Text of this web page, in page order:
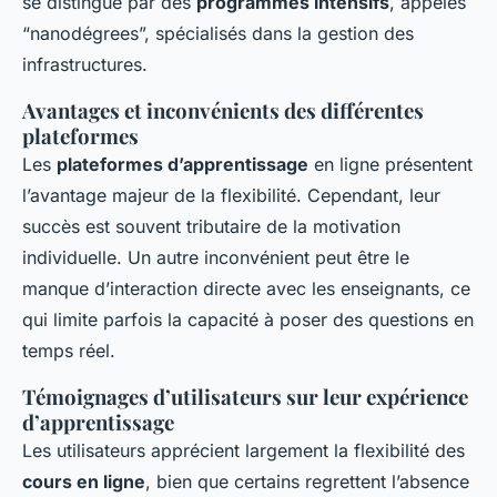
“nanodégrees”, spécialisés dans la gestion des
infrastructures.
Avantages et inconvénients des différentes
plateformes
Les plateformes d’apprentissage en ligne présentent
l’avantage majeur de la flexibilité. Cependant, leur
succès est souvent tributaire de la motivation
individuelle. Un autre inconvénient peut être le
manque d’interaction directe avec les enseignants, ce
qui limite parfois la capacité à poser des questions en
temps réel.
Témoignages d’utilisateurs sur leur expérience
d’apprentissage
Les utilisateurs apprécient largement la flexibilité des
cours en ligne, bien que certains regrettent l’absence